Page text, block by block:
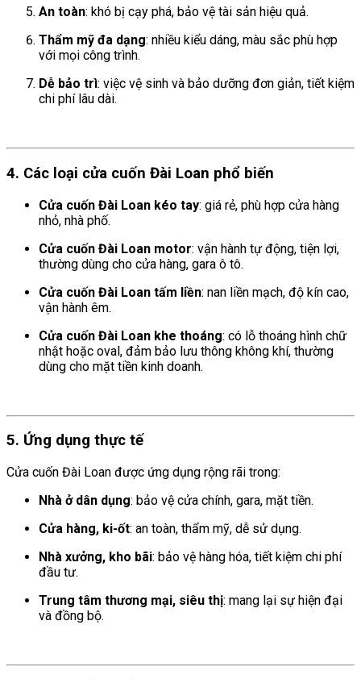
An toàn: khó bị cạy phá, bảo vệ tài sản hiệu quả.
Thẩm mỹ đa dạng: nhiều kiểu dáng, màu sắc phù hợp
với mọi công trình.
Dễ bảo trì: việc vệ sinh và bảo dưỡng đơn giản, tiết kiệm
chi phí lâu dài.
4. Các loại cửa cuốn Đài Loan phổ biến
Cửa cuốn Đài Loan kéo tay: giá rẻ, phù hợp cửa hàng
nhỏ, nhà phố.
Cửa cuốn Đài Loan motor: vận hành tự động, tiện lợi,
thường dùng cho cửa hàng, gara ô tô.
Cửa cuốn Đài Loan tấm liền: nan liền mạch, độ kín cao,
vận hành êm.
Cửa cuốn Đài Loan khe thoáng: có lỗ thoáng hình chữ
nhật hoặc oval, đảm bảo lưu thông không khí, thường
dùng cho mặt tiền kinh doanh.
5. Ứng dụng thực tế
Cửa cuốn Đài Loan được ứng dụng rộng rãi trong:
Nhà ở dân dụng: bảo vệ cửa chính, gara, mặt tiền.
Cửa hàng, ki-ốt: an toàn, thẩm mỹ, dễ sử dụng.
Nhà xưởng, kho bãi: bảo vệ hàng hóa, tiết kiệm chi phí
đầu tư.
Trung tâm thương mại, siêu thị: mang lại sự hiện đại
và đồng bộ.